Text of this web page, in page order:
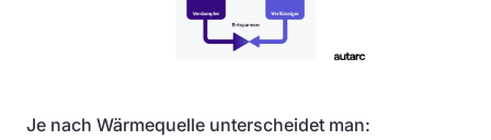
Je nach Wärmequelle unterscheidet man: